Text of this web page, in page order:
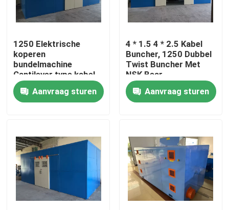
Over ons
Fabriekstocht
Kwaliteitscontrole
Vraag een offerte
Cable Extruder Machine
1250 Elektrische
koperen
bundelmachine
Cantilever type kabel
Single Twist Bunching
MachineAanvraag sturen
4 * 1.5 4 * 2.5 Kabel
Buncher, 1250 Dubbel
Twist Buncher Met
NSK Bear
Aanvraag sturen